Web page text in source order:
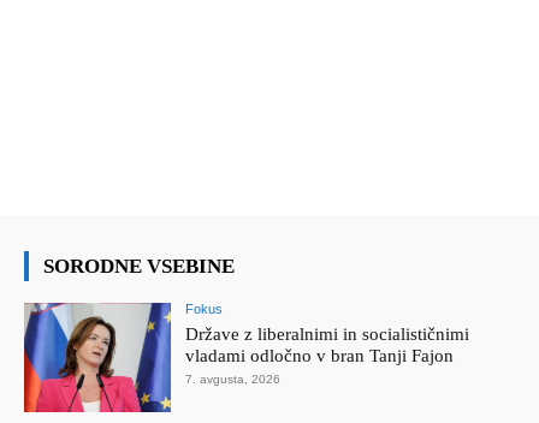
SORODNE VSEBINE
Fokus
Države z liberalnimi in socialističnimi
vladami odločno v bran Tanji Fajon
7. avgusta, 2026